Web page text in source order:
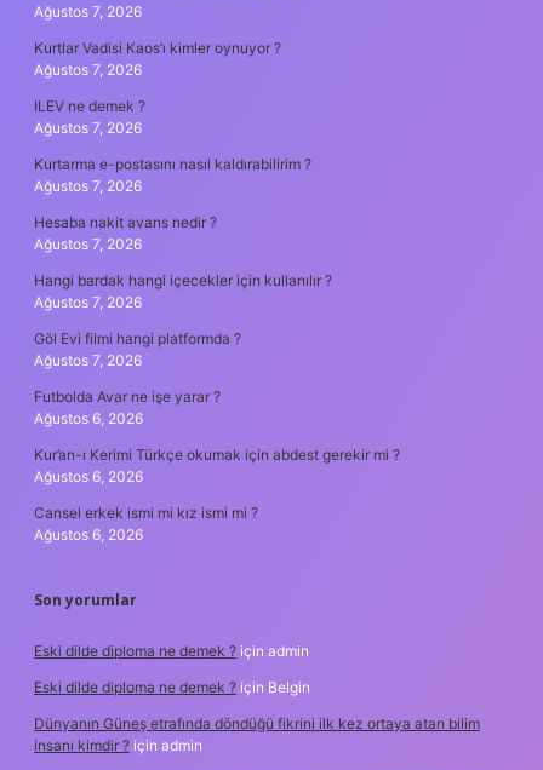
Ağustos 7, 2026
Kurtlar Vadisi Kaos’ı kimler oynuyor ?
Ağustos 7, 2026
ILEV ne demek ?
Ağustos 7, 2026
Kurtarma e-postasını nasıl kaldırabilirim ?
Ağustos 7, 2026
Hesaba nakit avans nedir ?
Ağustos 7, 2026
Hangi bardak hangi içecekler için kullanılır ?
Ağustos 7, 2026
Göl Evi filmi hangi platformda ?
Ağustos 7, 2026
Futbolda Avar ne işe yarar ?
Ağustos 6, 2026
Kur’an-ı Kerimi Türkçe okumak için abdest gerekir mi ?
Ağustos 6, 2026
Cansel erkek ismi mi kız ismi mi ?
Ağustos 6, 2026
Son yorumlar
Eski dilde diploma ne demek ? için admin
Eski dilde diploma ne demek ? için Belgin
Dünyanın Güneş etrafında döndüğü fikrini ilk kez ortaya atan bilim
insanı kimdir ? için admin